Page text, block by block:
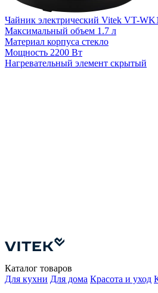
Чайник электрический Vitek VT-
Максимальный объем 1.7 л
Материал корпуса стекло
Мощность 2200 Вт
Нагревательный элемент скрытый
Каталог товаров
Для кухни Для дома Красота и уход